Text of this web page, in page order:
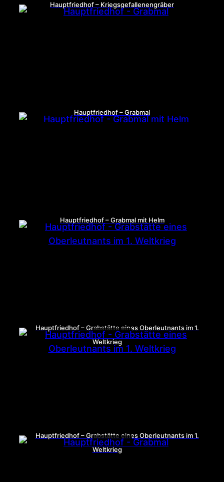
Hauptfriedhof – Kriegsgefallenengräber
Hauptfriedhof – Grabmal
Hauptfriedhof – Grabmal mit Helm
Hauptfriedhof – Grabstätte eines Oberleutnants im 1.
Weltkrieg
Hauptfriedhof – Grabstätte eines Oberleutnants im 1.
Weltkrieg